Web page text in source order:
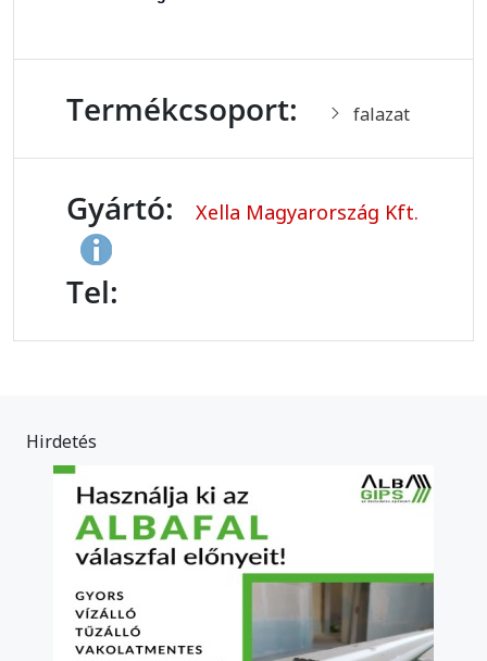
Termékcsoport: falazat
Gyártó: Xella Magyarország Kft.
Tel:
Hirdetés